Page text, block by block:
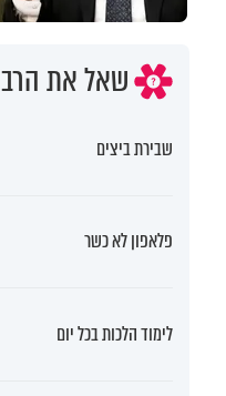
שאל את הרב
שבירת ביצים
פלאפון לא כשר
לימוד הלכות בכל יום